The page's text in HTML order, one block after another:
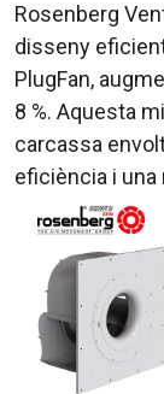
Rosenberg
disseny
PlugFan,
8 %. Aquesta
carcassa
eficiència i una